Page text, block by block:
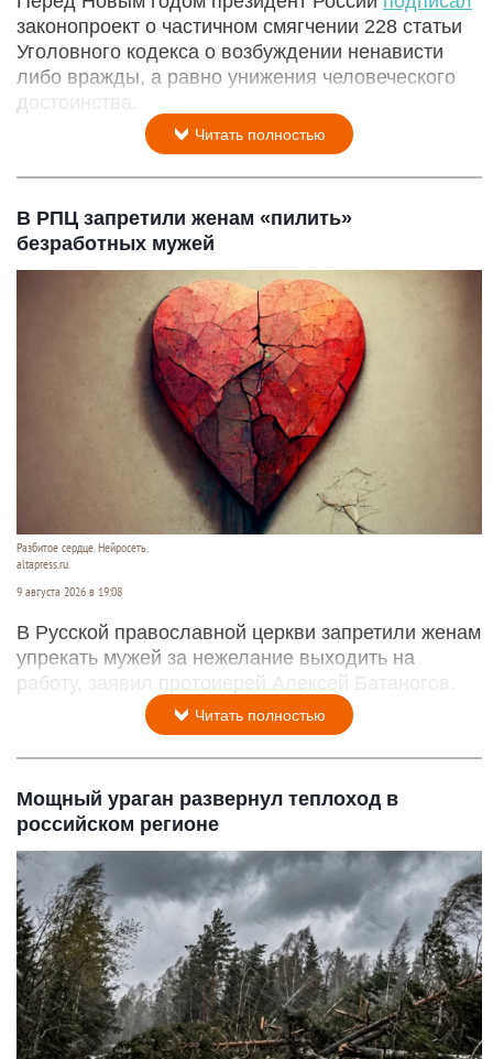
законопроект о частичном смягчении 228 статьи
Уголовного кодекса о возбуждении ненависти
либо вражды, а равно унижения человеческого
достоинства.
Читать полностью
В РПЦ запретили женам «пилить»
безработных мужей
Разбитое сердце. Нейросеть.
altapress.ru.
9 августа 2026 в 19:08
В Русской православной церкви запретили женам
упрекать мужей за нежелание выходить на
работу, заявил протоиерей Алексей Батаногов.
Читать полностью
Мощный ураган развернул теплоход в
российском регионе